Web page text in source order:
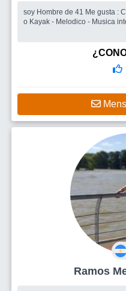
soy Hombre de 41 Me gusta : Ciclismo - Otros deportes - Remar
o Kayak - Melodico - Musica